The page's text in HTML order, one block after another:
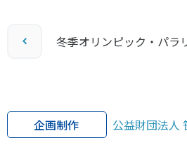
冬季オリンピック・パラ
企画制作 公益財団法人